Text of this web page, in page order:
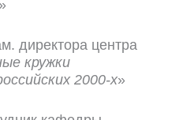
»
директора центра
кружки
2000-х»